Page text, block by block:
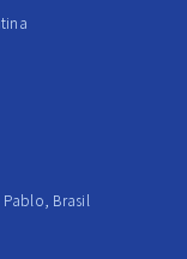
Pablo, Brasil